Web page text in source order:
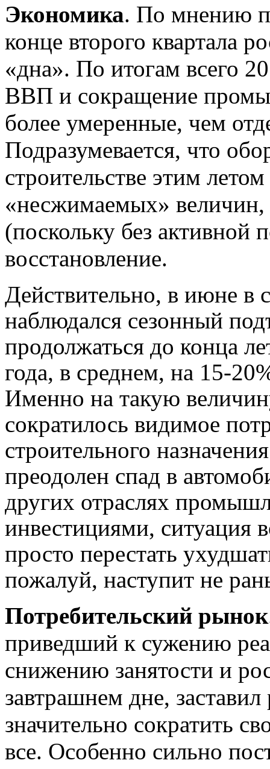
Экономика. По мнению
конце второго квартала
«дна». По итогам всего
ВВП и сокращение
более умеренные, чем
Подразумевается, что
строительстве этим
«несжимаемых» величин,
(поскольку без активной
восстановление.
Действительно, в июне в
наблюдался сезонный
продолжаться до конца
года, в среднем, на 15-
Именно на такую
сократилось видимое
строительного
преодолен спад в
других отраслях
инвестициями, ситуация
просто перестать
пожалуй, наступит не
Потребительский рынок
приведший к сужению
снижению занятости и
завтрашнем дне,
значительно сократить
все. Особенно сильно